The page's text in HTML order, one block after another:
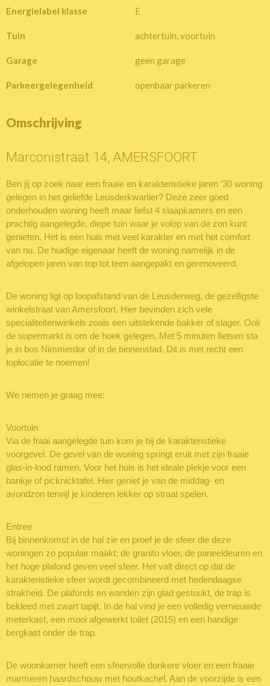
Energielabel klasse E
Tuin achtertuin, voortuin
Garage geen garage
Parkeergelegenheid openbaar parkeren
Omschrijving
Marconistraat 14, AMERSFOORT
Ben jij op zoek naar een fraaie en karakteristieke jaren ’30 woning
gelegen in het geliefde Leusderkwartier? Deze zeer goed
onderhouden woning heeft maar liefst 4 slaapkamers en een
prachtig aangelegde, diepe tuin waar je volop van de zon kunt
genieten. Het is een huis met veel karakter en met het comfort
van nu. De huidige eigenaar heeft de woning namelijk in de
afgelopen jaren van top tot teen aangepakt en gerenoveerd.
De woning ligt op loopafstand van de Leusderweg, de gezelligste
winkelstraat van Amersfoort. Hier bevinden zich vele
specialiteitenwinkels zoals een uitstekende bakker of slager. Ook
de supermarkt is om de hoek gelegen. Met 5 minuten fietsen sta
je in bos Nimmerdor of in de binnenstad. Dit is met recht een
toplocatie te noemen!
We nemen je graag mee:
Voortuin
Via de fraai aangelegde tuin kom je bij de karakteristieke
voorgevel. De gevel van de woning springt eruit met zijn fraaie
glas-in-lood ramen. Voor het huis is het ideale plekje voor een
bankje of picknicktafel. Hier geniet je van de middag- en
avondzon terwijl je kinderen lekker op straat spelen.
Entree
Bij binnenkomst in de hal zie en proef je de sfeer die deze
woningen zo populair maakt; de granito vloer, de paneeldeuren en
het hoge plafond geven veel sfeer. Het valt direct op dat de
karakteristieke sfeer wordt gecombineerd met hedendaagse
strakheid. De plafonds en wanden zijn glad gestuukt, de trap is
bekleed met zwart tapijt. In de hal vind je een volledig vernieuwde
meterkast, een mooi afgewerkt toilet (2015) en een handige
bergkast onder de trap.
De woonkamer heeft een sfeervolle donkere vloer en een fraaie
marmeren haardschouw met houtkachel. Aan de voorzijde is een